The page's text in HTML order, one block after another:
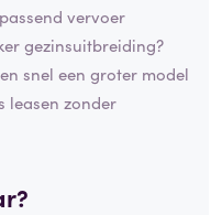
vervoer
gezinsuitbreiding?
snel een groter model
leasen zonder